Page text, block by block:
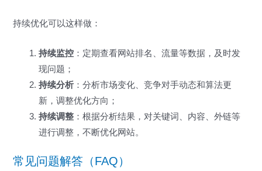
持续优化可以这样做：
持续监控 ：定期查看网站排名、流量等数据，及时发
现问题；
持续分析 ：分析市场变化、竞争对手动态和算法更
新，调整优化方向；
持续调整 ：根据分析结果，对关键词、内容、外链等
进行调整，不断优化网站。
常见问题解答（FAQ）